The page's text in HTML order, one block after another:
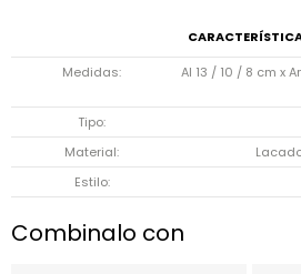
Medidas
Al 13 / 10 / 8 cm x
Tipo
Material
Estilo
Combinalo con